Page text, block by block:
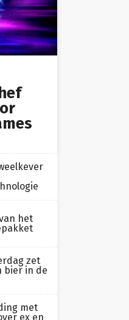
het
zet
bier in de
met
ex en